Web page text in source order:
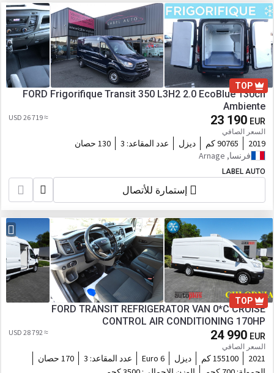
TOP
FORD Frigorifique Transit 350 L3H2 2.0 EcoBlue 130ch
Ambiente
23 190 EUR
السعر الصافي
≈ 26 719 USD
2019 90765 كم ديزل عدد المقاعد: 3
130 حصان
فرنسا, Arnage
LABEL AUTO
إستمارة للأتصال
TOP
FORD TRANSIT REFRIGERATOR VAN 0*C CRUISE
CONTROL AIR CONDITIONING 170HP
24 990 EUR
السعر الصافي
≈ 28 792 USD
2021 155100 كم ديزل Euro 6 عدد المقاعد: 3
170 حصان